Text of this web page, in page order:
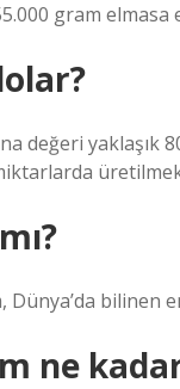
gram elmasa
değeri yaklaşık
bilinen
ne